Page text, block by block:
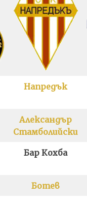
Напредък
Александър
Стамболийски
Бар Кохба
Ботев